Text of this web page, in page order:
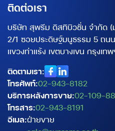
ติดต่อเรา
บริษัท สุพรีม ดิสทิบิวชั่น จำกัด (
2/1 ซอยประดิษฐ์มนูธรรม 5 ถน
แขวงท่าแร้ง เขตบางเขน กรุงเท
ติดตามเรา:
โทรศัพท์:02-943-8182
บริการหลังการขาย:02-109-
โทรสาร:02-943-8191
อีเมล:ฝ่ายขาย